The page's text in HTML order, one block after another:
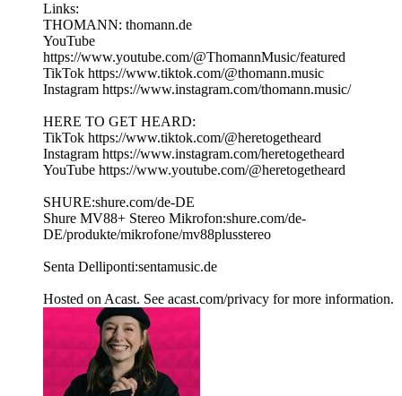
Links:
THOMANN: thomann.de
YouTube
https://www.youtube.com/@ThomannMusic/featured
TikTok https://www.tiktok.com/@thomann.music
Instagram https://www.instagram.com/thomann.music/
HERE TO GET HEARD:
TikTok https://www.tiktok.com/@heretogetheard
Instagram https://www.instagram.com/heretogetheard
YouTube https://www.youtube.com/@heretogetheard
SHURE:shure.com/de-DE
Shure MV88+ Stereo Mikrofon:shure.com/de-
DE/produkte/mikrofone/mv88plusstereo
Senta Delliponti:sentamusic.de
Hosted on Acast. See acast.com/privacy for more information.